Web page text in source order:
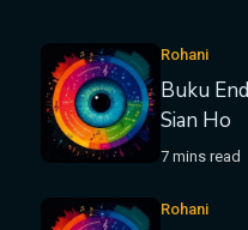
Rohani
Buku
Sian Ho
7 mins read
Rohani